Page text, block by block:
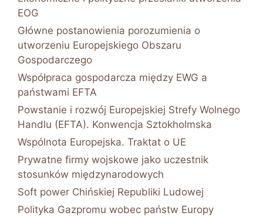
EOG
Główne postanowienia porozumienia o
utworzeniu Europejskiego Obszaru
Gospodarczego
Współpraca gospodarcza między EWG a
państwami EFTA
Powstanie i rozwój Europejskiej Strefy Wolnego
Handlu (EFTA). Konwencja Sztokholmska
Wspólnota Europejska. Traktat o UE
Prywatne firmy wojskowe jako uczestnik
stosunków międzynarodowych
Soft power Chińskiej Republiki Ludowej
Polityka Gazpromu wobec państw Europy